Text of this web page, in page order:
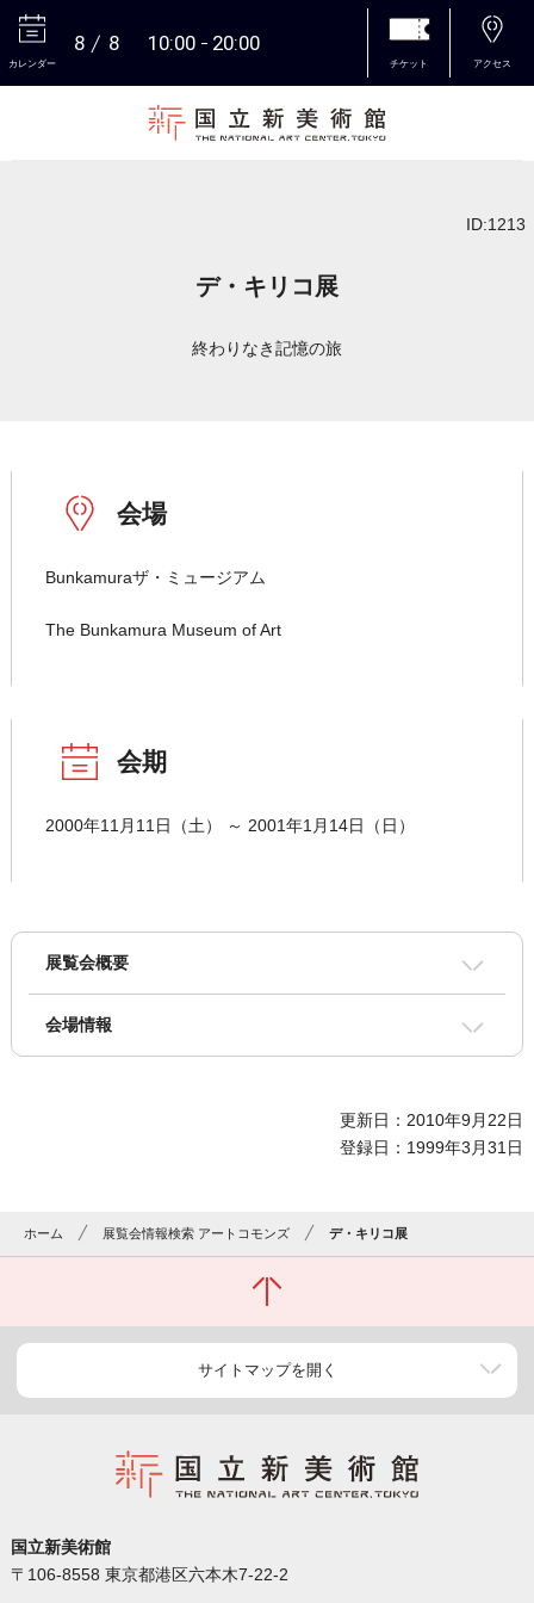
カレンダー
8 8 10:00 20:00
チケット アクセス
ID:1213
デ・キリコ展
終わりなき記憶の旅
会場
Bunkamuraザ・ミュージアム
The Bunkamura Museum of Art
会期
2000年11月11日（土） ～ 2001年1月14日（日）
展覧会概要
会場情報
更新日：2010年9月22日
登録日：1999年3月31日
ホーム 展覧会情報検索 アートコモンズ デ・キリコ展
サイトマップを開く
国立新美術館
〒106-8558 東京都港区六本木7-22-2